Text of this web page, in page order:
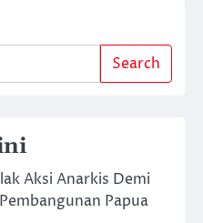
Search
Aksi Anarkis Demi
Papua